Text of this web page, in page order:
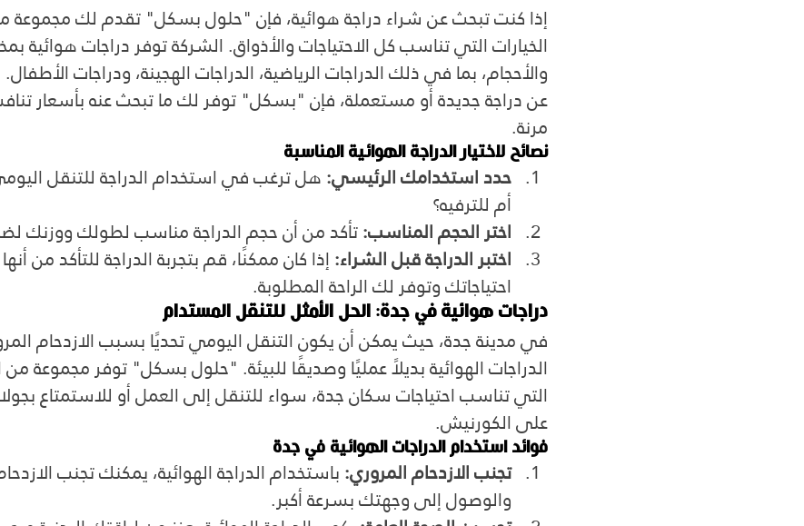
إذا كنت تبحث عن شراء دراجة هوائية، فإن "حلول بسكل" تقدم لك مجموعة
الخيارات التي تناسب كل الاحتياجات والأذواق. الشركة توفر دراجات هوائية
والأحجام، بما في ذلك الدراجات الرياضية، الدراجات الهجينة، ودراجات
عن دراجة جديدة أو مستعملة، فإن "بسكل" توفر لك ما تبحث عنه بأسعار
مرنة.
نصائح لاختيار الدراجة الهوائية المناسبة
حدد استخدامك الرئيسي: هل ترغب في استخدام الدراجة للتنقل
أم للترفيه؟
اختر الحجم المناسب: تأكد من أن حجم الدراجة مناسب لطولك ووزنك
اختبر الدراجة قبل الشراء: إذا كان ممكنًا، قم بتجربة الدراجة للتأكد من
احتياجاتك وتوفر لك الراحة المطلوبة.
دراجات هوائية في جدة: الحل الأمثل للتنقل المستدام
في مدينة جدة، حيث يمكن أن يكون التنقل اليومي تحديًا بسبب الازدحام
الدراجات الهوائية بديلاً عمليًا وصديقًا للبيئة. "حلول بسكل" توفر مجموعة من
التي تناسب احتياجات سكان جدة، سواء للتنقل إلى العمل أو للاستمتاع
على الكورنيش.
فوائد استخدام الدراجات الهوائية في جدة
تجنب الازدحام المروري: باستخدام الدراجة الهوائية، يمكنك تجنب
والوصول إلى وجهتك بسرعة أكبر.